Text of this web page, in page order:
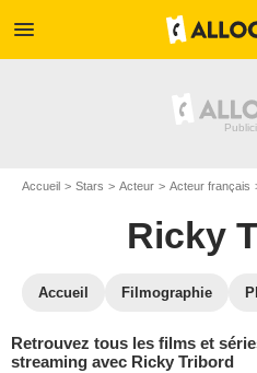
menu
Accueil Stars Acteur Acteur français
Ricky
Accueil Filmographie
Retrouvez tous les films et
streaming avec Ricky Tribord